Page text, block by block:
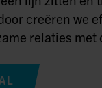
creëren we
relaties met